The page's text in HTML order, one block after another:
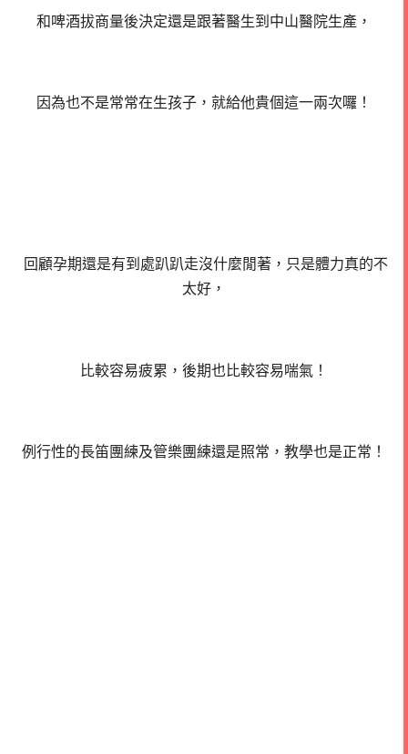
和啤酒拔商量後決定還是跟著醫生到中山醫院生產，
因為也不是常常在生孩子，就給他貴個這一兩次囉！
回顧孕期還是有到處趴趴走沒什麼閒著，只是體力真的不
太好，
比較容易疲累，後期也比較容易喘氣！
例行性的長笛團練及管樂團練還是照常，教學也是正常！